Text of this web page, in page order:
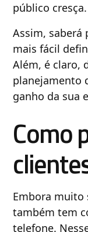
público cresça.
Assim, saberá
mais fácil
Além, é claro,
planejamento
ganho da sua
Como
Embora muito
também tem
telefone.